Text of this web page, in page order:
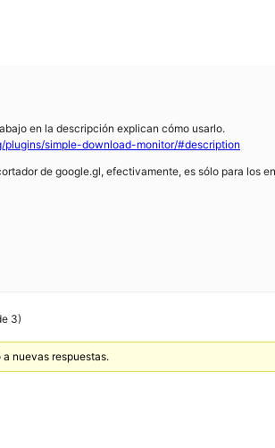
en la descripción explican cómo usarlo.
plugins/simple-download-monitor/#description
de google.gl, efectivamente, es sólo para los
3)
a nuevas respuestas.